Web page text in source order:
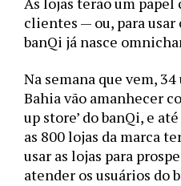
clientes — ou, para usar
banQi já nasce
Na semana que vem, 34
Bahia vão amanhecer
up store’ do banQi, e
as 800 lojas da marca
usar as lojas para
atender os usuários do